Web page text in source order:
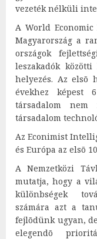
vezeték nélküli
A World
Magyarország a
országok
leszakadók
helyezés. Az elsõ
évekhez képest
társadalom nem
társadalom
Az Econimist
és Európa az elsõ
A Nemzetközi
mutatja, hogy a
különbségek
számára azt a
fejlõdünk ugyan,
elegendõ